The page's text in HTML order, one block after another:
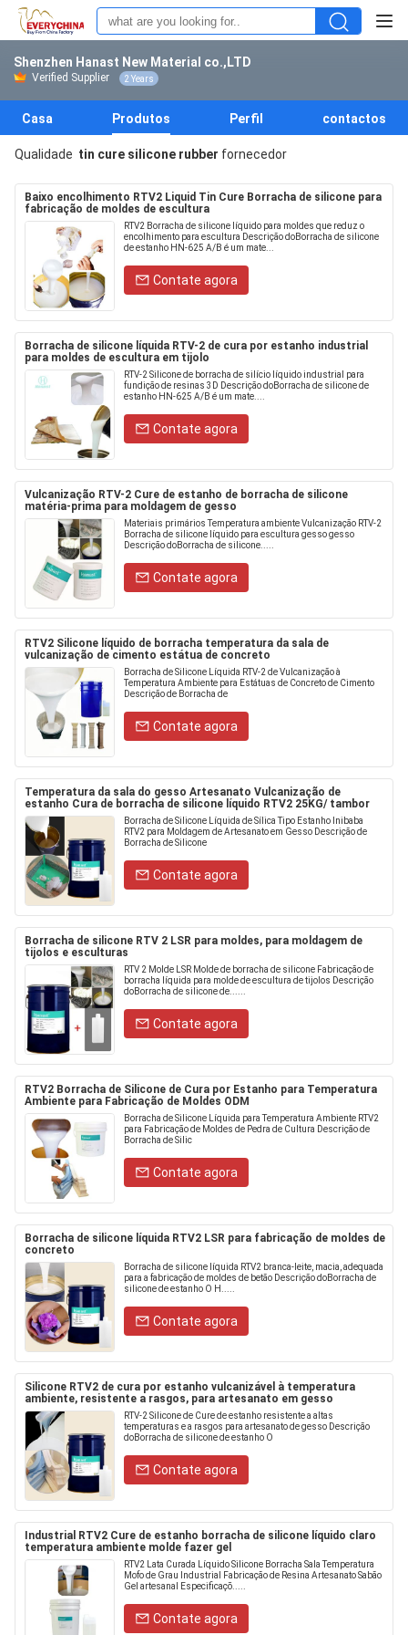
Shenzhen Hanast New Material co.,LTD
Verified Supplier 2 Years
Casa Produtos Perfil contactos
Qualidade tin cure silicone rubber fornecedor
Baixo encolhimento RTV2 Liquid Tin Cure Borracha de silicone para
fabricação de moldes de escultura
RTV2 Borracha de silicone líquido para moldes que reduz o
encolhimento para escultura Descrição doBorracha de silicone
de estanho HN-625 A/B é um mate...
Contate agora
Borracha de silicone líquida RTV-2 de cura por estanho industrial
para moldes de escultura em tijolo
RTV-2 Silicone de borracha de silício líquido industrial para
fundição de resinas 3D Descrição doBorracha de silicone de
estanho HN-625 A/B é um mate....
Contate agora
Vulcanização RTV-2 Cure de estanho de borracha de silicone
matéria-prima para moldagem de gesso
Materiais primários Temperatura ambiente Vulcanização RTV-2
Borracha de silicone líquido para escultura gesso gesso
Descrição doBorracha de silicone.....
Contate agora
RTV2 Silicone líquido de borracha temperatura da sala de
vulcanização de cimento estátua de concreto
Borracha de Silicone Líquida RTV-2 de Vulcanização à
Temperatura Ambiente para Estátuas de Concreto de Cimento
Descrição de Borracha de
Contate agora
Temperatura da sala do gesso Artesanato Vulcanização de
estanho Cura de borracha de silicone líquido RTV2 25KG/ tambor
Borracha de Silicone Líquida de Sílica Tipo Estanho Inibaba
RTV2 para Moldagem de Artesanato em Gesso Descrição de
Borracha de Silicone
Contate agora
Borracha de silicone RTV 2 LSR para moldes, para moldagem de
tijolos e esculturas
RTV 2 Molde LSR Molde de borracha de silicone Fabricação de
borracha líquida para molde de escultura de tijolos Descrição
doBorracha de silicone de......
Contate agora
RTV2 Borracha de Silicone de Cura por Estanho para Temperatura
Ambiente para Fabricação de Moldes ODM
Borracha de Silicone Líquida para Temperatura Ambiente RTV2
para Fabricação de Moldes de Pedra de Cultura Descrição de
Borracha de Silic
Contate agora
Borracha de silicone líquida RTV2 LSR para fabricação de moldes de
concreto
Borracha de silicone líquida RTV2 branca-leite, macia, adequada
para a fabricação de moldes de betão Descrição doBorracha de
silicone de estanho O H.....
Contate agora
Silicone RTV2 de cura por estanho vulcanizável à temperatura
ambiente, resistente a rasgos, para artesanato em gesso
RTV-2 Silicone de Cure de estanho resistente a altas
temperaturas e a rasgos para artesanato de gesso Descrição
doBorracha de silicone de estanho O
Contate agora
Industrial RTV2 Cure de estanho borracha de silicone líquido claro
temperatura ambiente molde fazer gel
RTV2 Lata Curada Líquido Silicone Borracha Sala Temperatura
Mofo de Grau Industrial Fabricação de Resina Artesanato Sabão
Gel artesanal Especificaçõ.....
Contate agora